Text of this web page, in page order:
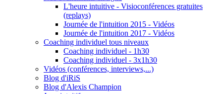
L'heure intuitive - Visioconférences gratuites
(replays)
Journée de l'intuition 2015 - Vidéos
Journée de l'intuition 2017 - Vidéos
Coaching individuel tous niveaux
Coaching individuel - 1h30
Coaching individuel - 3x1h30
Vidéos (conférences, interviews,...)
Blog d'iRiS
Blog d'Alexis Champion